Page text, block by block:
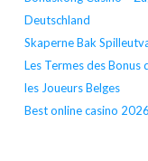
Deutschland
Skaperne Bak
Les Termes des
les Joueurs Belges
Best online casino